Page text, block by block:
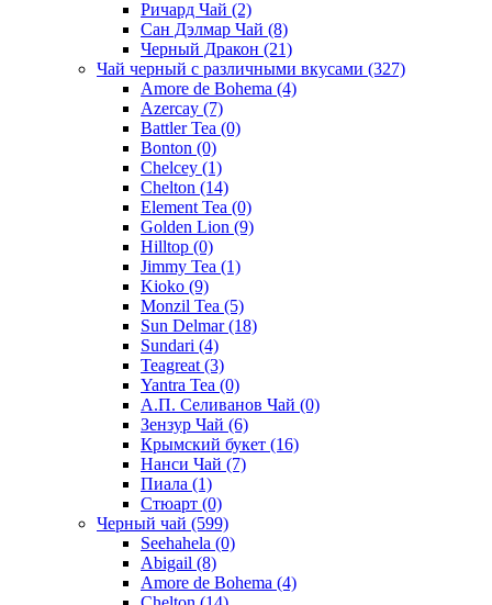
Ричард Чай (2)
Сан Дэлмар Чай (8)
Черный Дракон (21)
Чай черный с различными вкусами (327)
Amore de Bohema (4)
Azercay (7)
Battler Tea (0)
Bonton (0)
Chelcey (1)
Chelton (14)
Element Tea (0)
Golden Lion (9)
Hilltop (0)
Jimmy Tea (1)
Kioko (9)
Monzil Tea (5)
Sun Delmar(18)
Sundari (4)
Teagreat (3)
Yantra Tea (0)
А.П. Селиванов Чай (0)
Зензур Чай (6)
Крымский букет (16)
Нанси Чай (7)
Пиала (1)
Стюарт (0)
Черный чай (599)
Seehahela (0)
Abigail (8)
Amore de Bohema (4)